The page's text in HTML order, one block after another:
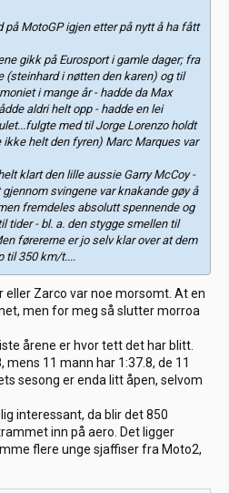
på MotoGP igjen etter på nytt å ha fått
gikk på Eurosport i gamle dager; fra
(steinhard i nøtten den karen) og til
i mange år - hadde da Max
aldri helt opp - hadde en lei
med til Jorge Lorenzo holdt
helt den fyren) Marc Marques var
klart den lille aussie Garry McCoy -
svingene var knakande gøy å
fremdeles absolutt spennende og
tider - bl. a. den stygge smellen til
førererne er jo selv klar over at dem
til 350 km/t....
eller Zarco var noe morsomt. At en
men for meg så slutter morroa
årene er hvor tett det har blitt.
11 mann har 1:37.8, de 11
sesong er enda litt åpen, selvom
interessant, da blir det 850
inn på aero. Det ligger
flere unge sjaffiser fra Moto2,